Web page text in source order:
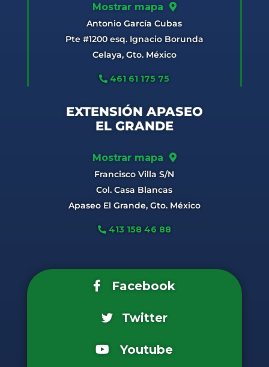
Mostrar mapa
Antonio García Cubas
Pte #1200 esq. Ignacio Borunda
Celaya, Gto. México
461 61 175 75
EXTENSIÓN APASEO
EL GRANDE
Mostrar mapa
Francisco Villa S/N
Col. Casa Blancas
Apaseo El Grande, Gto. México
413 158 46 88
Facebook
Twitter
Youtube